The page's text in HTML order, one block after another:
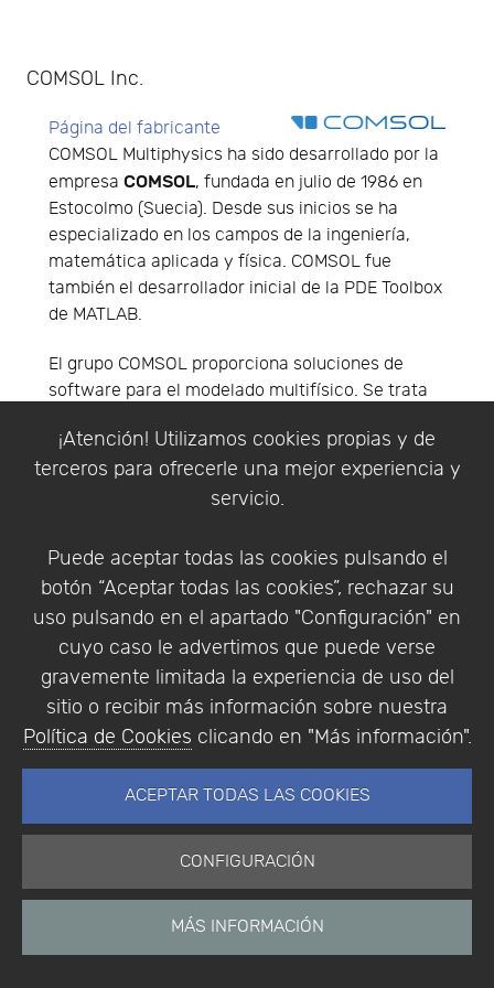
¡Atención! Utilizamos cookies propias y de
terceros para ofrecerle una mejor experiencia y
servicio.
Puede aceptar todas las cookies pulsando el
botón “Aceptar todas las cookies”, rechazar su
uso pulsando en el apartado "Configuración" en
cuyo caso le advertimos que puede verse
gravemente limitada la experiencia de uso del
sitio o recibir más información sobre nuestra
Política de Cookies clicando en "Más información".
ACEPTAR TODAS LAS COOKIES
CONFIGURACIÓN
MÁS INFORMACIÓN
COMSOL Inc.
Página del fabricante
COMSOL Multiphysics ha sido desarrollado por la
empresa COMSOL, fundada en julio de 1986 en
Estocolmo (Suecia). Desde sus inicios se ha
especializado en los campos de la ingeniería,
matemática aplicada y física. COMSOL fue
también el desarrollador inicial de la PDE Toolbox
de MATLAB.
El grupo COMSOL proporciona soluciones de
software para el modelado multifísico. Se trata
alta tecnología con un rápido crecimiento, una
trayectoria probada y una visión como líder de la
industria. Tras su gran crecimiento dispone de
Alemania, Holanda, Noruega, India, Italia, Suiza,
Reino Unido y EE.UU.
Ver todos los productos de COMSOL Inc.